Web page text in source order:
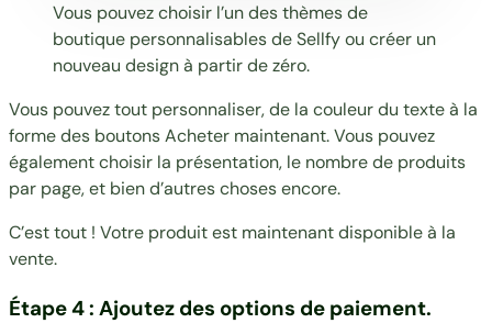
Vous pouvez choisir l’un des thèmes de
boutique personnalisables de Sellfy ou créer un
nouveau design à partir de zéro.
Vous pouvez tout personnaliser, de la couleur du texte à la
forme des boutons Acheter maintenant. Vous pouvez
également choisir la présentation, le nombre de produits
par page, et bien d’autres choses encore.
C’est tout ! Votre produit est maintenant disponible à la
vente.
Étape 4 : Ajoutez des options de paiement.